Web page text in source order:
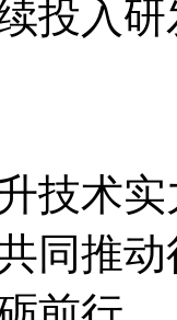
投入
技术
同推